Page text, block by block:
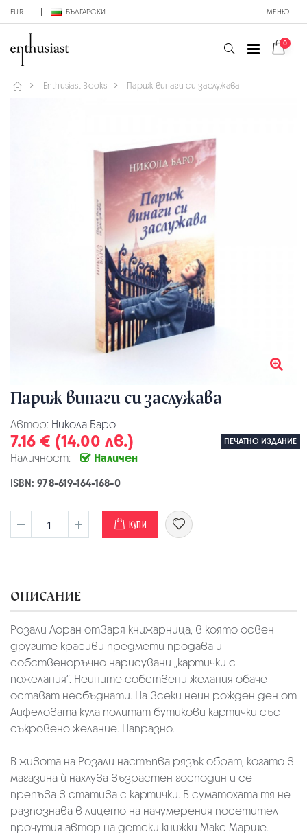
EUR БЪЛГАРСКИ МЕНЮ
0
Enthusiast Books Париж винаги си заслужава
Париж винаги си заслужава
Автор: Никола Баро
7.16 € (14.00 лв.) ПЕЧАТНО ИЗДАНИЕ
Наличност: Наличен
ISBN:978-619-164-168-0
КУПИ
ОПИСАНИЕ
Розали Лоран отваря книжарница, в която освен
другите красиви предмети продава и
собственоръчно нарисувани „картички с
пожелания“. Нейните собствени желания обаче
остават несбъднати. На всеки неин рожден ден от
Айфеловата кула политат бутикови картички със
съкровено желание. Напразно.
В живота на Розали настъпва рязък обрат, когато в
магазина ѝ нахлува възрастен господин и се
препъва в статива с картички. В суматохата тя не
разпознава в лицето на начумерения посетител
прочутия автор на детски книжки Макс Марше.